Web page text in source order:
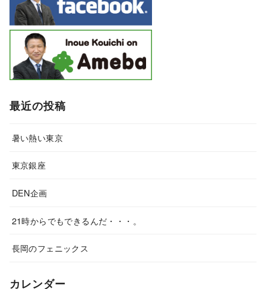
最近の投稿
暑い熱い東京
東京銀座
DEN企画
21時からでもできるんだ・・・。
長岡のフェニックス
カレンダー